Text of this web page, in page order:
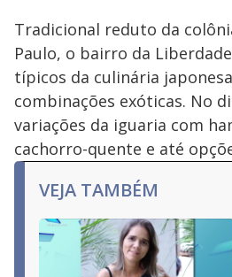
Tradicional reduto da
Paulo, o bairro da
típicos da culinária
combinações exóticas. No
variações da iguaria com
cachorro-quente e até
VEJA TAMBÉM